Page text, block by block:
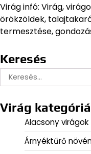
Virág infó: Virág,
örökzöldek,
termesztése,
Keresés
Keresés:
Virág
Alacsony virágok
Árnyéktűrő